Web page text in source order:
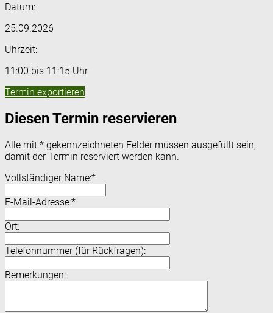
Datum:
25.09.2026
Uhrzeit:
11:00 bis 11:15 Uhr
Termin exportieren
Diesen Termin reservieren
Alle mit * gekennzeichneten Felder müssen ausgefüllt sein,
damit der Termin reserviert werden kann.
Vollständiger Name:*
E-Mail-Adresse:*
Ort:
Telefonnummer (für Rückfragen):
Bemerkungen: